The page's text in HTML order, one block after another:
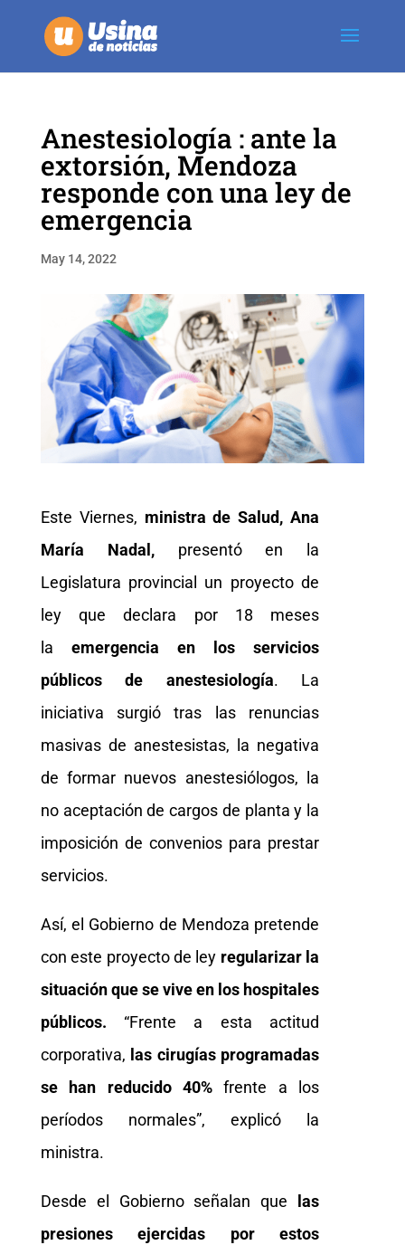
Anestesiología : ante la
extorsión, Mendoza
responde con una ley de
emergencia
May 14, 2022
Este Viernes, ministra de Salud, Ana
María Nadal, presentó en la
Legislatura provincial un proyecto de
ley que declara por 18 meses
la emergencia en los servicios
públicos de anestesiología. La
iniciativa surgió tras las renuncias
masivas de anestesistas, la negativa
de formar nuevos anestesiólogos, la
no aceptación de cargos de planta y la
imposición de convenios para prestar
servicios.
Así, el Gobierno de Mendoza pretende
con este proyecto de ley regularizar la
situación que se vive en los hospitales
públicos. “Frente a esta actitud
corporativa, las cirugías programadas
se han reducido 40% frente a los
períodos normales”, explicó la
ministra.
Desde el Gobierno señalan que
las
presiones ejercidas por estos